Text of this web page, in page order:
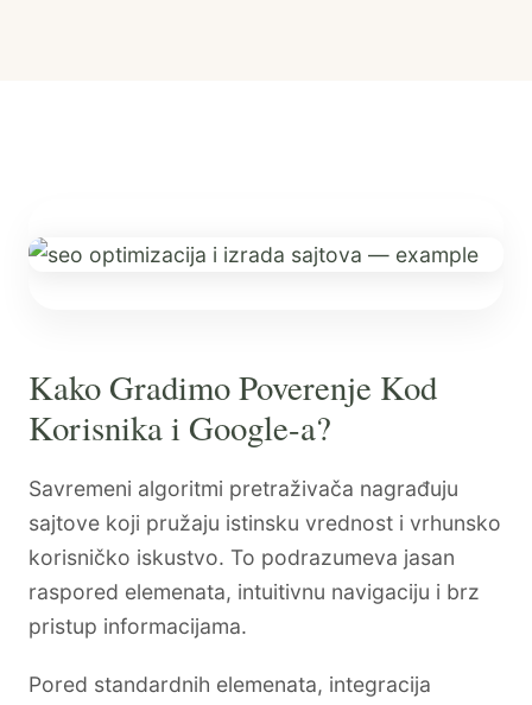
Kako Gradimo Poverenje Kod
Korisnika i Google-a?
Savremeni algoritmi pretraživača nagrađuju
sajtove koji pružaju istinsku vrednost i vrhunsko
korisničko iskustvo. To podrazumeva jasan
raspored elemenata, intuitivnu navigaciju i brz
pristup informacijama.
Pored standardnih elemenata, integracija